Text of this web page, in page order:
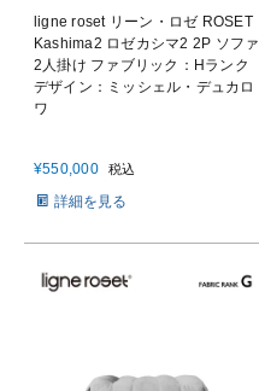
ligne roset リーン・ロゼ ROSET
Kashima2 ロゼカシマ2 2P ソファ
2人掛け ファブリック：Hランク
デザイン：ミッシェル・デュカロ
ワ
¥550,000 税込
詳細を見る